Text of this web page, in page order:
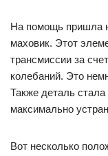
На помощь пришла
маховик. Этот
трансмиссии за
колебаний. Это
Также деталь
максимально
Вот несколько